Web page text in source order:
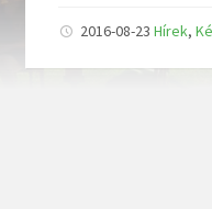
2016-08-23Hírek,